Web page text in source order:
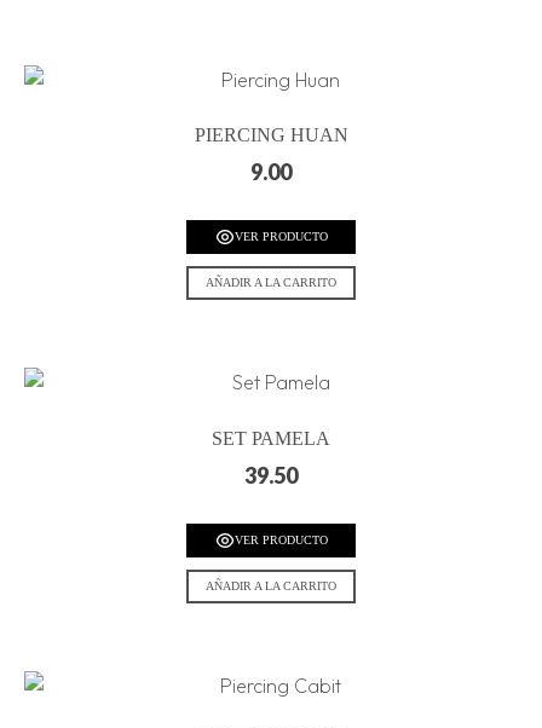
PIERCING HUAN
9.00
VER PRODUCTO
AÑADIR A LA CARRITO
SET PAMELA
39.50
VER PRODUCTO
AÑADIR A LA CARRITO